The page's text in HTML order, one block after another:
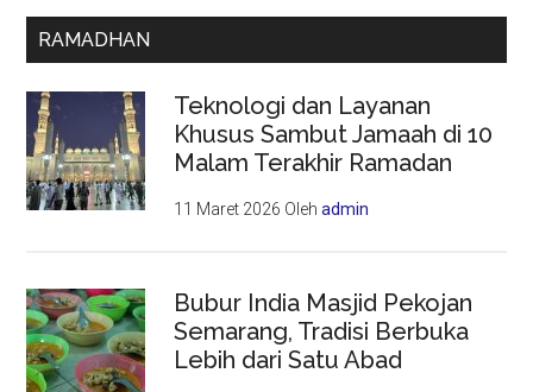
RAMADHAN
Teknologi dan Layanan
Khusus Sambut Jamaah di 10
Malam Terakhir Ramadan
11 Maret 2026 Olehadmin
Bubur India Masjid Pekojan
Semarang, Tradisi Berbuka
Lebih dari Satu Abad